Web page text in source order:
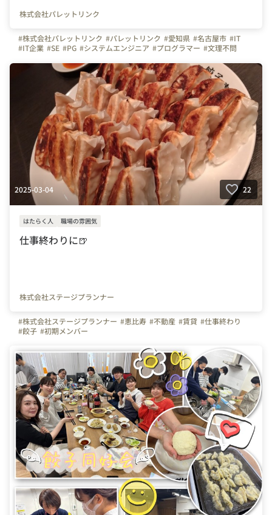
株式会社パレットリンク
#株式会社パレットリンク #パレットリンク #愛知県 #名古屋市 #IT
#IT企業 #SE #PG #システムエンジニア #プログラマー #文理不問
#テレワーク #在宅勤務 #自慢の福利厚生 #写真で伝える会社の雰囲気
#社内イベント
#同好会 #つながりを大切に #色とりどりの未来をITで
#パレットリンクブログ #名古屋駅 #懇親会 #ごはん #🍺 #🥟 #餃子
#餃子同好会
2025-03-04 22
はたらく人 職場の雰囲気
仕事終わりに🍺
株式会社ステージプランナー
#株式会社ステージプランナー #恵比寿 #不動産 #賃貸 #仕事終わり
#餃子 #初期メンバー